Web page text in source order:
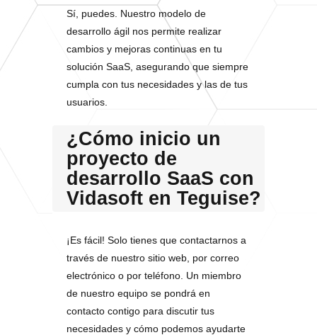
Sí, puedes. Nuestro modelo de
desarrollo ágil nos permite realizar
cambios y mejoras continuas en tu
solución SaaS, asegurando que siempre
cumpla con tus necesidades y las de tus
usuarios.
¿Cómo inicio un
proyecto de
desarrollo SaaS con
Vidasoft en Teguise?
¡Es fácil! Solo tienes que contactarnos a
través de nuestro sitio web, por correo
electrónico o por teléfono. Un miembro
de nuestro equipo se pondrá en
contacto contigo para discutir tus
necesidades y cómo podemos ayudarte